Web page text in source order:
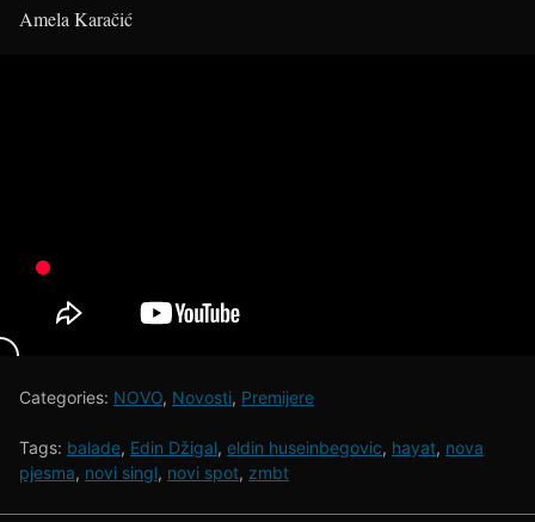
Amela Karačić
Categories: NOVO, Novosti, Premijere
Tags: balade, Edin Džigal, eldin huseinbegovic, hayat, nova
pjesma, novi singl, novi spot, zmbt